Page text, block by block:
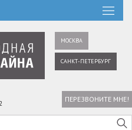
МОСКВА
САНКТ-ПЕТЕРБУРГ
ПЕРЕЗВОНИТЕ МНЕ!